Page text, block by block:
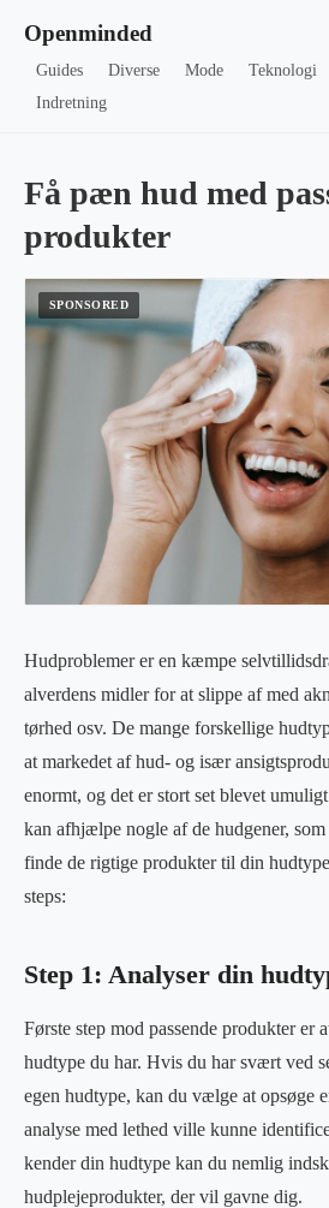
Openminded
Guides Diverse Mode Teknologi
Indretning
Få pæn hud med
produkter
Hudproblemer er en kæmpe
alverdens midler for at slippe af med
tørhed osv. De mange forskellige
at markedet af hud- og især
enormt, og det er stort set blevet
kan afhjælpe nogle af de hudgener,
finde de rigtige produkter til din
steps:
Step 1: Analyser din
Første step mod passende produkter er
hudtype du har. Hvis du har svært ved
egen hudtype, kan du vælge at opsøge
analyse med lethed ville kunne
kender din hudtype kan du nemlig
hudplejeprodukter, der vil gavne dig.